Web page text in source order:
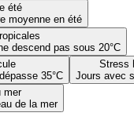
été
moyenne en été
descend pas sous 20°C
35°C
Stress
Jours avec
mer
de la mer